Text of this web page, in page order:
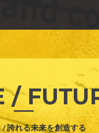
/
/ 誇れる未来を創造する